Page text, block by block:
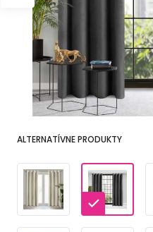
ALTERNATÍVNE PRODUKTY